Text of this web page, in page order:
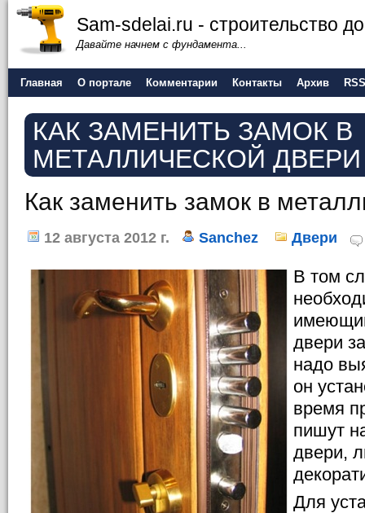
Sam-sdelai.ru - строительство
Давайте начнем с фундамента...
Главная О портале Комментарии Контакты Архив RSS
КАК ЗАМЕНИТЬ ЗАМОК В
МЕТАЛЛИЧЕСКОЙ ДВЕРИ
Как заменить замок в
12 августа 2012 г. Sanchez Двери
В том
двери
надо
он
время
пишут
двери,
Для